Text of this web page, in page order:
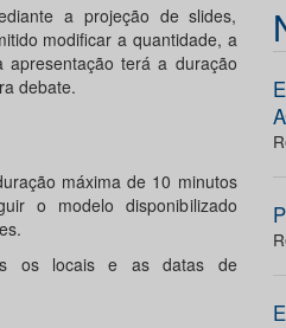
a projeção de slides,
modificar a quantidade, a
terá a duração
debate.
máxima de 10 minutos
o modelo disponibilizado
os locais e as datas de